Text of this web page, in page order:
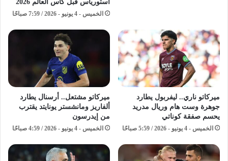
أستورياس قبل كأس العالم 2026
الخميس - 4 يونيو - 2026 / 7:59 صباحًا
ميركاتو ناري.. ليفربول يطارد
جوهرة وست هام وريال مدريد
يحسم صفقة كوناتي
الخميس - 4 يونيو - 2026 / 5:59 صباحًا
ميركاتو مشتعل.. أرسنال يطارد
ألفاريز ومانشستر يونايتد يقترب
من إيدرسون
الخميس - 4 يونيو - 2026 / 4:59 صباحًا